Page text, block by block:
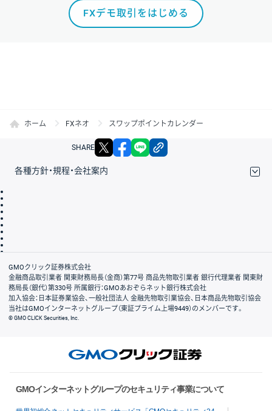
FXデモ取引をはじめる
ホーム FXネオ スワップポイントカレンダー
SHARE X facebook
各種方針・規程・会社案内
会社案内
GMOクリック証券株式会社
金融商品取引業者 関東財務局長（金商）第77号 商品先物取引業者 銀行代理業者 関東財
務局長（銀代）第330号 所属銀行：GMOあおぞらネット銀行株式会社
加入協会：日本証券業協会、一般社団法人 金融先物取引業協会、日本商品先物取引協会
当社はGMOインターネットグループ（東証プライム上場9449）のメンバーです。
© GMO CLICK Securities, Inc.
GMOインターネットグループのセキュリティ事業について